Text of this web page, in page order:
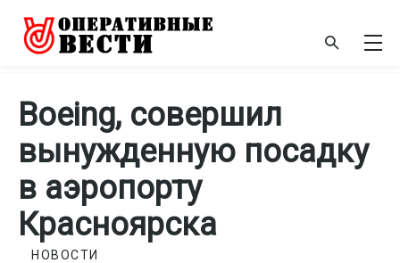
Boeing, совершил
вынужденную посадку
в аэропорту
Красноярска
НОВОСТИ